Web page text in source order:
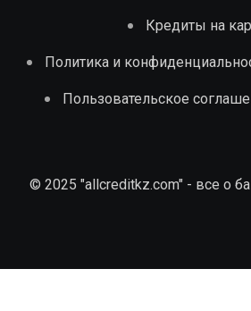
Кредиты на
Политика и
Пользовательское
© 2025 "allcreditkz.com" - все о